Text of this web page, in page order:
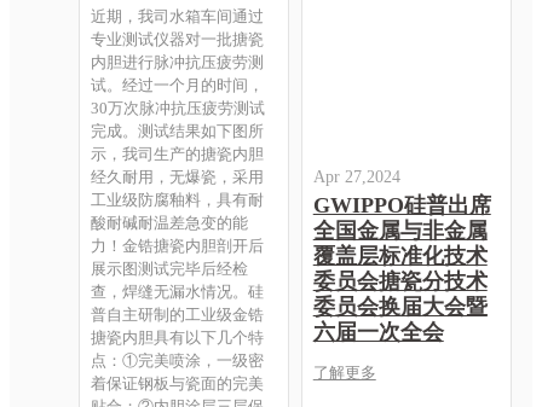
近期，我司水箱车间通过
专业测试仪器对一批搪瓷
内胆进行脉冲抗压疲劳测
试。经过一个月的时间，
30万次脉冲抗压疲劳测试
完成。测试结果如下图所
示，我司生产的搪瓷内胆
经久耐用，无爆瓷，采用
工业级防腐釉料，具有耐
酸耐碱耐温差急变的能
力！金锆搪瓷内胆剖开后
展示图测试完毕后经检
查，焊缝无漏水情况。硅
普自主研制的工业级金锆
搪瓷内胆具有以下几个特
点：①完美喷涂，一级密
着保证钢板与瓷面的完美
Apr 27,2024
GWIPPO硅普出席
全国金属与非金属
覆盖层标准化技术
委员会搪瓷分技术
委员会换届大会暨
六届一次全会
了解更多